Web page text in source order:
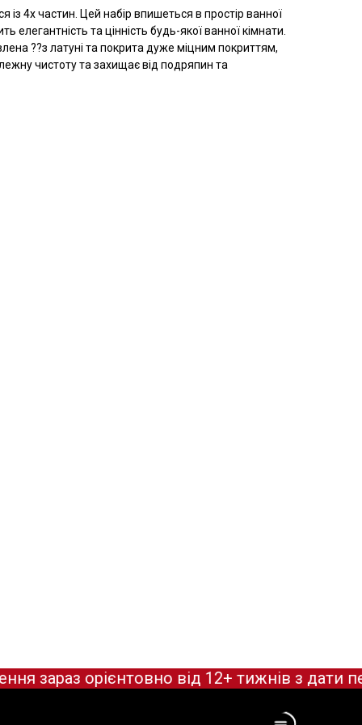
із 4х частин. Цей набір впишеться в простір ванної
елегантність та цінність будь-якої ванної кімнати.
??з латуні та покрита дуже міцним покриттям,
чистоту та захищає від подряпин та
орієнтовно від 12+ тижнів з дати